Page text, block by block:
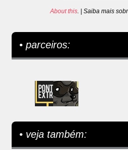
About this. | Saiba mais
• parceiros:
• veja também: